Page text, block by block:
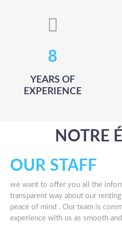
10
YEARS OF
EXPERIENCE
NOTRE
OUR STAFF
we want to offer you all the
transparent way about our
peace of mind . Our team is
experience with us as smooth